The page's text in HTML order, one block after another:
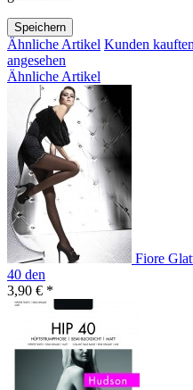
Speichern
Ähnliche Artikel Kunden
angesehen
Ähnliche Artikel
Fiore
40 den
3,90 € *